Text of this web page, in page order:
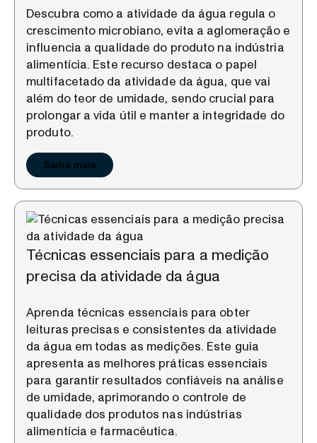
Descubra como a atividade da água regula o
crescimento microbiano, evita a aglomeração e
influencia a qualidade do produto na indústria
alimentícia. Este recurso destaca o papel
multifacetado da atividade da água, que vai
além do teor de umidade, sendo crucial para
prolongar a vida útil e manter a integridade do
produto.
Saiba mais
Técnicas essenciais para a medição
precisa da atividade da água
Aprenda técnicas essenciais para obter
leituras precisas e consistentes da atividade
da água em todas as medições. Este guia
apresenta as melhores práticas essenciais
para garantir resultados confiáveis na análise
de umidade, aprimorando o controle de
qualidade dos produtos nas indústrias
alimentícia e farmacêutica.